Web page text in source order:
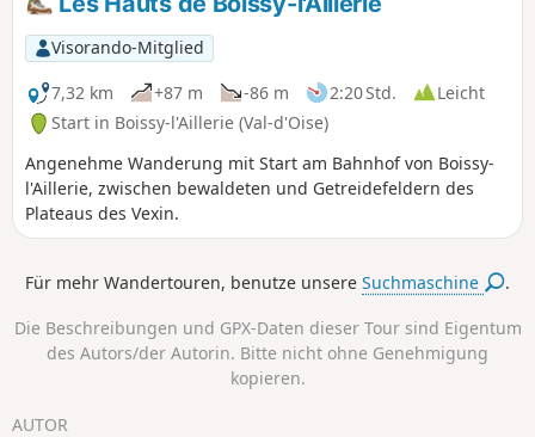
folgt sie der Seine auf den Quais von Conflans-Sainte-
Honorine, wo sie teilweise den Entdeckungspfad nutzt,
bevor sie den Bahnhof erreicht.
Visorando-Mitglied
7,32 km
+87 m -86 m 2:20 Std.
Leicht
Start in Boissy-l'Aillerie (Val-d'Oise)
Angenehme Wanderung mit Start am Bahnhof von Boissy-
l'Aillerie, zwischen bewaldeten und Getreidefeldern des
Plateaus des Vexin.
Für mehr Wandertouren, benutze unsereSuchmaschine .
Die Beschreibungen und GPX-Daten dieser Tour sind Eigentum
des Autors/der Autorin. Bitte nicht ohne Genehmigung
kopieren.
AUTOR